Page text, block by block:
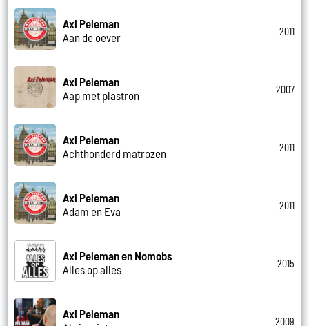
Axl Peleman
Aan de oever
2011
Axl Peleman
Aap met plastron
2007
Axl Peleman
Achthonderd matrozen
2011
Axl Peleman
Adam en Eva
2011
Axl Peleman en Nomobs
Alles op alles
2015
Axl Peleman
2009